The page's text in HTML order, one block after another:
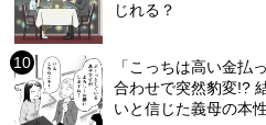
じれる？
「こっちは高い金払
合わせで突然豹変!?
いと信じた義母の本性